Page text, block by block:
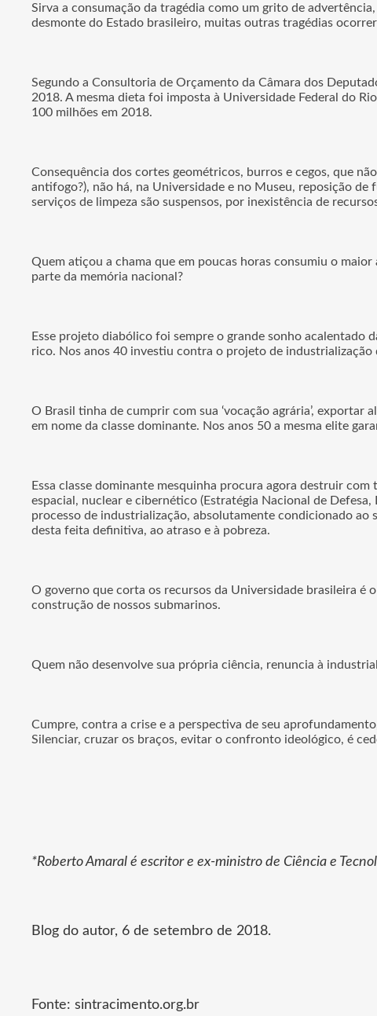
Sirva a consumação da tragédia como um grito de
desmonte do Estado brasileiro, muitas outras tragédias
Segundo a Consultoria de Orçamento da Câmara dos
2018. A mesma dieta foi imposta à Universidade Federal do
100 milhões em 2018.
Consequência dos cortes geométricos, burros e cegos, que
antifogo?), não há, na Universidade e no Museu, reposição de
serviços de limpeza são suspensos, por inexistência de
Quem atiçou a chama que em poucas horas consumiu o
parte da memória nacional?
Esse projeto diabólico foi sempre o grande sonho acalentado
rico. Nos anos 40 investiu contra o projeto de industrialização
O Brasil tinha de cumprir com sua ‘vocação agrária’,
em nome da classe dominante. Nos anos 50 a mesma elite
Essa classe dominante mesquinha procura agora destruir
espacial, nuclear e cibernético (Estratégia Nacional de
processo de industrialização, absolutamente condicionado ao
desta feita definitiva, ao atraso e à pobreza.
O governo que corta os recursos da Universidade brasileira é
construção de nossos submarinos.
Quem não desenvolve sua própria ciência, renuncia à
Cumpre, contra a crise e a perspectiva de seu
Silenciar, cruzar os braços, evitar o confronto ideológico, é
*Roberto Amaral é escritor e ex-ministro de Ciência e
Blog do autor, 6 de setembro de 2018.
Fonte: sintracimento.org.br